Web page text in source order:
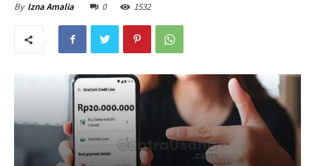
By Izna Amalia 0 1532